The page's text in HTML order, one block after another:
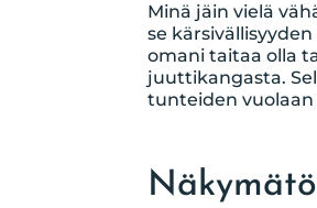
Minä jäin vielä
se
omani taitaa olla
juuttikangasta.
tunteiden vuolaan